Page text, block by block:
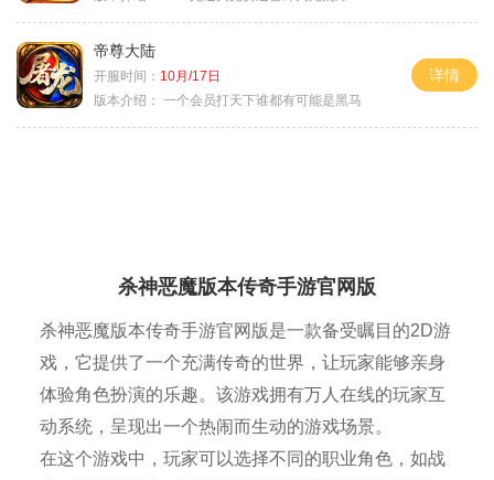
帝尊大陆
开服时间： 10月/17日
版本介绍： 一个会员打天下谁都有可能是黑马
详情
杀神恶魔版本传奇手游官网版
杀神恶魔版本传奇手游官网版是一款备受瞩目的2D游
戏，它提供了一个充满传奇的世界，让玩家能够亲身
体验角色扮演的乐趣。该游戏拥有万人在线的玩家互
动系统，呈现出一个热闹而生动的游戏场景。
在这个游戏中，玩家可以选择不同的职业角色，如战